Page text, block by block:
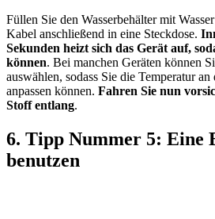
Füllen Sie den Wasserbehälter mit
Kabel anschließend in eine Steckdose.
Sekunden heizt sich das Gerät auf,
können. Bei manchen Geräten können
auswählen, sodass Sie die Temperatur
anpassen können. Fahren Sie nun
Stoff entlang.
6. Tipp Nummer 5: Eine
benutzen